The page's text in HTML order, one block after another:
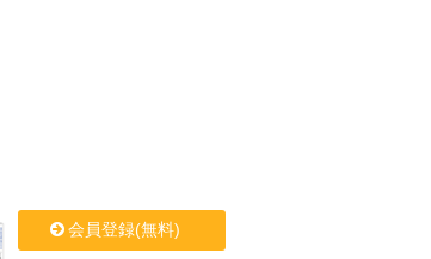
会員登録(無料)